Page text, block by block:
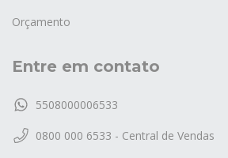
Orçamento
Entre em contato
5508000006533
0800 000 6533 - Central de Vendas